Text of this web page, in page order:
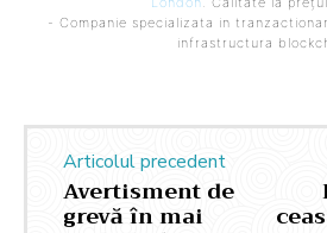
- Companie specializata in
infrastructura
Articolul precedent
Avertisment de
grevă în mai